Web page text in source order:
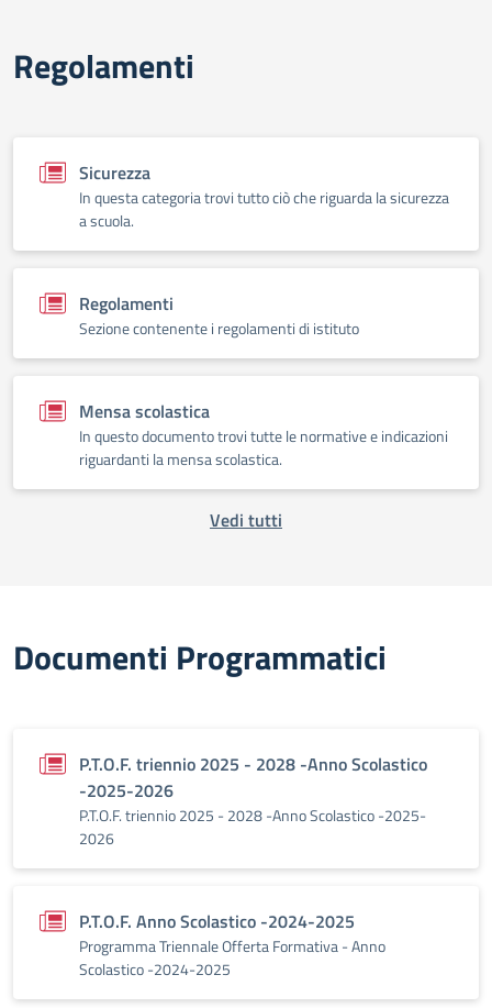
Regolamenti
Sicurezza
In questa categoria trovi tutto ciò che riguarda la sicurezza
a scuola.
Regolamenti
Sezione contenente i regolamenti di istituto
Mensa scolastica
In questo documento trovi tutte le normative e indicazioni
riguardanti la mensa scolastica.
Vedi tutti
Documenti Programmatici
P.T.O.F. triennio 2025 - 2028 -Anno Scolastico
-2025-2026
P.T.O.F. triennio 2025 - 2028 -Anno Scolastico -2025-
2026
P.T.O.F. Anno Scolastico -2024-2025
Programma Triennale Offerta Formativa - Anno
Scolastico -2024-2025